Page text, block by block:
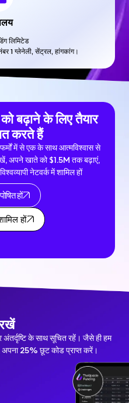
लिमिटेड
1 ग्लेनेली, सेंट्रल, हांगकांग।
बढ़ाने के लिए तैयार
करते हैं
फर्मों में से एक के साथ आत्मविश्वास से
अपने खाते को $1.5M तक बढ़ाएं,
नेटवर्क में शामिल हों
हों
हों
के साथ सूचित रहें। जैसे ही हम
अपना 25% छूट कोड प्राप्त करें।